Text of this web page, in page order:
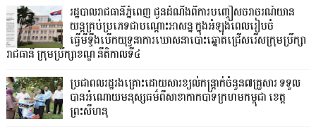
រដ្ឋបាលរាជធានីភ្នំពេញ ជូនដំណឹងពីការបញ្ចៀសចរាចរណ៍យាន
យន្តគ្រប់ប្រភេទជាបណ្តោះអាសន្ន ក្នុងអំឡុងពេលរៀបចំ
ធ្វើមីទ្ទីងបើកយុទ្ធនាការឃោសនាបោះឆ្នោតជ្រើសរើសក្រុមប្រឹក្សា
រាជធានី ក្រុមប្រឹក្សាខណ្ឌ នីតិកាលទី៤
ប្រជាពលរដ្ឋរងគ្រោះដោយសារខ្យល់កន្ត្រាក់ចំនួន៧គ្រួសារ ទទួល
បានអំណោយមនុស្សធម៌ពីសាខាកាកបាទក្រហមកម្ពុជា ខេត្ត
ព្រះសីហនុ